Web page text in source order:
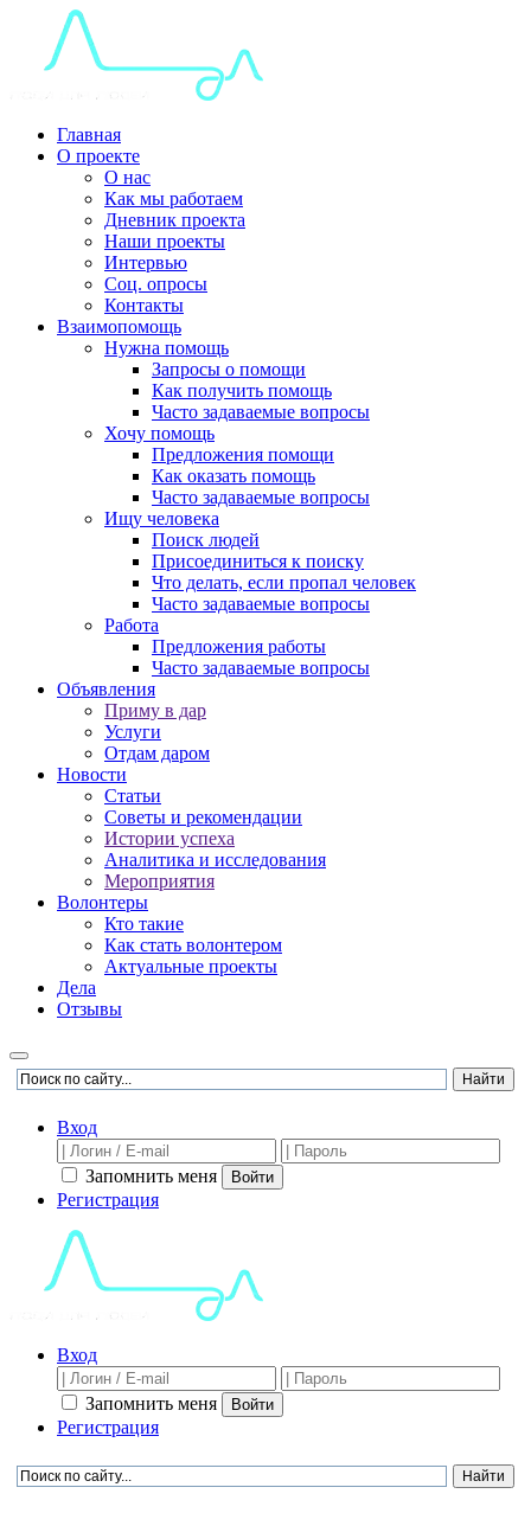
Главная
О проекте
О нас
Как мы работаем
Дневник проекта
Наши проекты
Интервью
Соц. опросы
Контакты
Взаимопомощь
Нужна помощь
Запросы о помощи
Как получить помощь
Часто задаваемые вопросы
Хочу помощь
Предложения помощи
Как оказать помощь
Часто задаваемые вопросы
Ищу человека
Поиск людей
Присоединиться к поиску
Что делать, если пропал человек
Часто задаваемые вопросы
Работа
Предложения работы
Часто задаваемые вопросы
Объявления
Приму в дар
Услуги
Отдам даром
Новости
Статьи
Советы и рекомендации
Истории успеха
Аналитика и исследования
Мероприятия
Волонтеры
Кто такие
Как стать волонтером
Актуальные проекты
Дела
Отзывы
Вход
Запомнить меня Войти
Регистрация
Вход
Запомнить меня Войти
Регистрация